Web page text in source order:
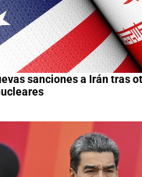
sanciones a Irán tras